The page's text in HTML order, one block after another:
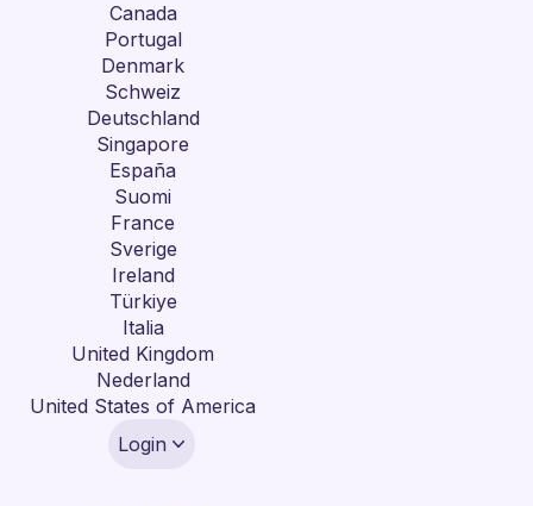
Canada
Portugal
Denmark
Schweiz
Deutschland
Singapore
España
Suomi
France
Sverige
Ireland
Türkiye
Italia
United Kingdom
Nederland
United States of America
Login